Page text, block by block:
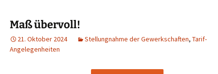
Maß übervoll!
21. Oktober 2024 Stellungnahme der Gewerkschaften, Tarif-
Angelegenheiten